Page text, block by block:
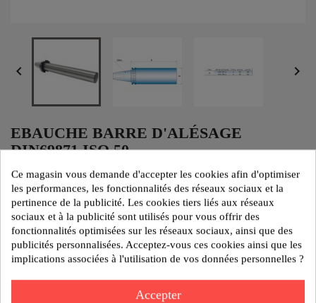
 
EBAUCHE BARRE D'ALÉSAGE
DIN69871 ISO 50
Modèle : EBAUCHE BARRE ALESAGE D50-330
Poids:8 kg
Reference:IS50 1750 11
AJOUTER AU DEVIS
Ce magasin vous demande d'accepter les cookies afin d'optimiser
les performances, les fonctionnalités des réseaux sociaux et la
pertinence de la publicité. Les cookies tiers liés aux réseaux
sociaux et à la publicité sont utilisés pour vous offrir des
fonctionnalités optimisées sur les réseaux sociaux, ainsi que des
publicités personnalisées. Acceptez-vous ces cookies ainsi que les
implications associées à l'utilisation de vos données personnelles ?
Accepter